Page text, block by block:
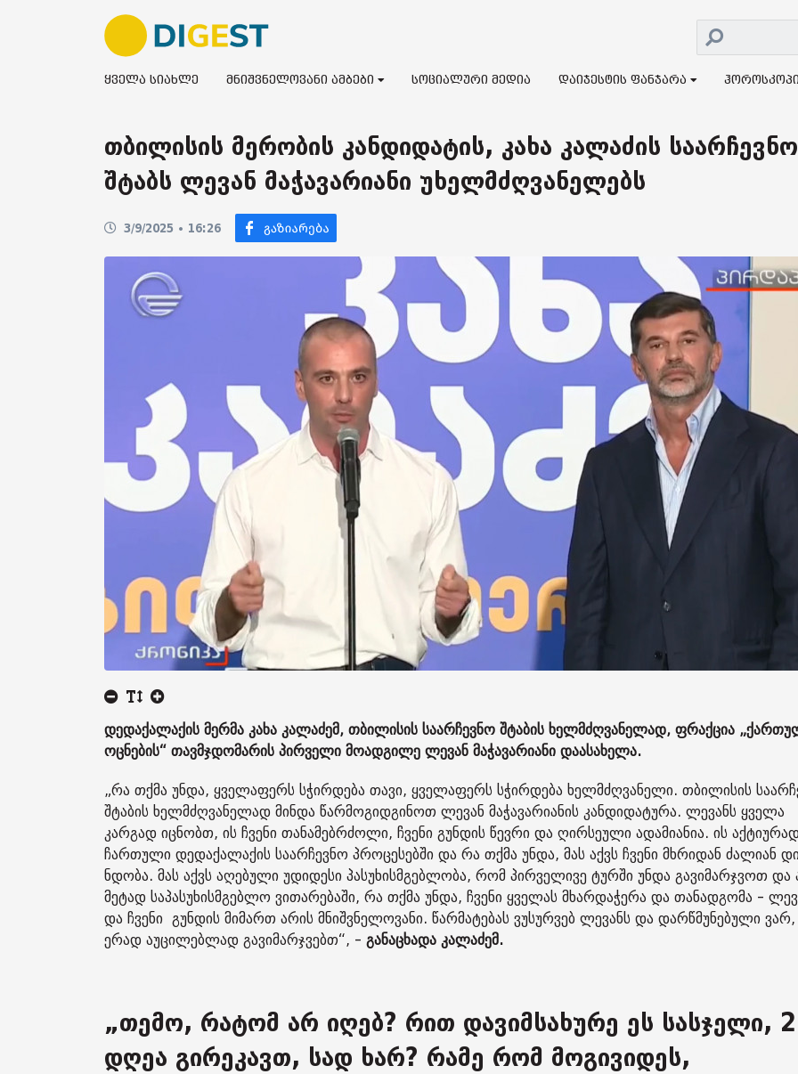
ყველა სიახლე მნიშვნელოვანი ამბები სოციალური მედია დაიჯესტის ფანჯარა ჰოროსკოპი
თბილისის მერობის კანდიდატის, კახა კალაძის საარჩევნო
შტაბს ლევან მაჭავარიანი უხელმძღვანელებს
3/9/2025 • 16:26
დედაქალაქის მერმა კახა კალაძემ, თბილისის საარჩევნო შტაბის ხელმძღვანელად, ფრაქცია
ოცნების“ თავმჯდომარის პირველი მოადგილე ლევან მაჭავარიანი დაასახელა.
„რა თქმა უნდა, ყველაფერს სჭირდება თავი, ყველაფერს სჭირდება ხელმძღვანელი. თბილისის
შტაბის ხელმძღვანელად მინდა წარმოგიდგინოთ ლევან მაჭავარიანის კანდიდატურა. ლევანს ყველა
კარგად იცნობთ, ის ჩვენი თანამებრძოლი, ჩვენი გუნდის წევრი და ღირსეული ადამიანია. ის
ჩართული დედაქალაქის საარჩევნო პროცესებში და რა თქმა უნდა, მას აქვს ჩვენი მხრიდან ძალიან
ნდობა. მას აქვს აღებული უდიდესი პასუხისმგებლობა, რომ პირველივე ტურში უნდა გავიმარჯვოთ და
მეტად საპასუხისმგებლო ვითარებაში, რა თქმა უნდა, ჩვენი ყველას მხარდაჭერა და თანადგომა -
და ჩვენი გუნდის მიმართ არის მნიშვნელოვანი. წარმატებას ვუსურვებ ლევანს და დარწმუნებული ვარ,
ერად აუცილებლად გავიმარჯვებთ“, - განაცხადა კალაძემ.
„თემო, რატომ არ იღებ? რით დავიმსახურე ეს სასჯელი, 2
დღეა გირეკავთ, სად ხარ? რამე რომ მოგივიდეს,